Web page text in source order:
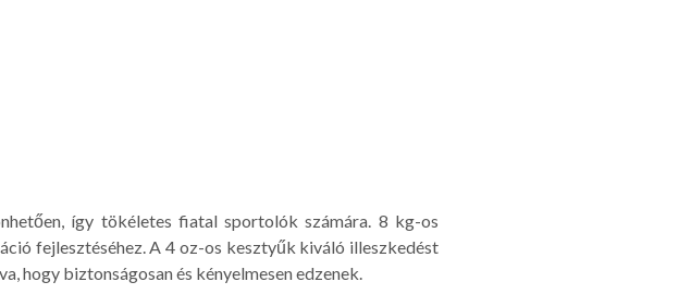
így tökéletes fiatal sportolók számára. 8 kg-os
fejlesztéséhez. A 4 oz-os kesztyűk kiváló illeszkedést
hogy biztonságosan és kényelmesen edzenek.